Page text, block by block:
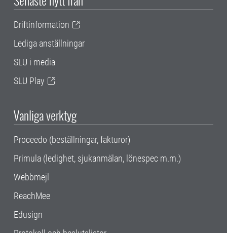
Driftinformation
Lediga anställningar
SLU i media
SLU Play
Vanliga verktyg
Proceedo (beställningar, fakturor)
Primula (ledighet, sjukanmälan, lönespec m.m.)
Webbmejl
ReachMee
Edusign